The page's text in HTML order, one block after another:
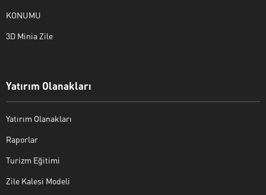
KONUMU
3D Minia Zile
Yatırım Olanakları
Yatırım Olanakları
Raporlar
Turizm Eğitimi
Zile Kalesi Modeli